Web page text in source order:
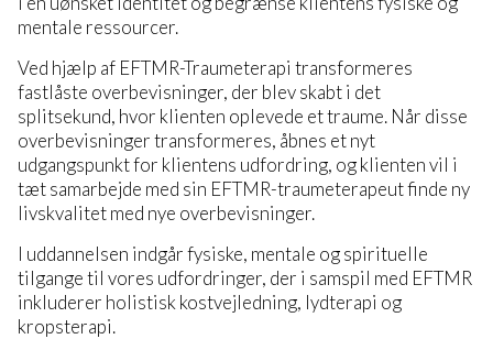
mentale ressourcer.
Ved hjælp af EFTMR-Traumeterapi transformeres
fastlåste overbevisninger, der blev skabt i det
splitsekund, hvor klienten oplevede et traume. Når disse
overbevisninger transformeres, åbnes et nyt
udgangspunkt for klientens udfordring, og klienten vil i
tæt samarbejde med sin EFTMR-traumeterapeut finde ny
livskvalitet med nye overbevisninger.
I uddannelsen indgår fysiske, mentale og spirituelle
tilgange til vores udfordringer, der i samspil med EFTMR
inkluderer holistisk kostvejledning, lydterapi og
kropsterapi.